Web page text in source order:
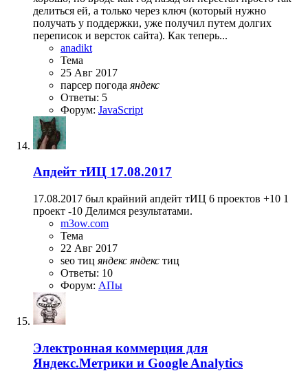
делиться ей, а только через ключ (который нужно
получать у поддержки, уже получил путем долгих
переписок и версток сайта). Как теперь...
anadikt
Тема
25 Авг 2017
парсер погода яндекс
Ответы: 5
Форум: JavaScript
Апдейт тИЦ 17.08.2017
17.08.2017 был крайний апдейт тИЦ 6 проектов +10 1
проект -10 Делимся результатами.
m3ow.com
Тема
22 Авг 2017
seo тиц яндекс яндекс тиц
Ответы: 10
Форум: АПы
Электронная коммерция для
Яндекс.Метрики и Google Analytics